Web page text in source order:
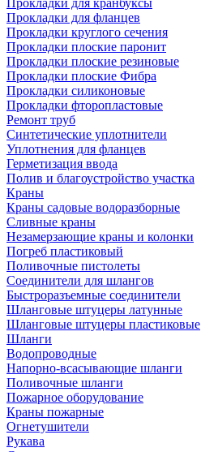
Прокладки для фланцев
Прокладки круглого сечения
Прокладки плоские паронит
Прокладки плоские резиновые
Прокладки плоские Фибра
Прокладки силиконовые
Прокладки фторопластовые
Ремонт труб
Синтетические уплотнители
Уплотнения для фланцев
Герметизация ввода
Полив и благоустройство участка
Краны
Краны садовые водоразборные
Сливные краны
Незамерзающие краны и колонки
Погреб пластиковый
Поливочные пистолеты
Соединители для шлангов
Быстроразъемные соединители
Шланговые штуцеры латунные
Шланговые штуцеры пластиковые
Шланги
Водопроводные
Напорно-всасывающие шланги
Поливочные шланги
Пожарное оборудование
Краны пожарные
Огнетушители
Рукава